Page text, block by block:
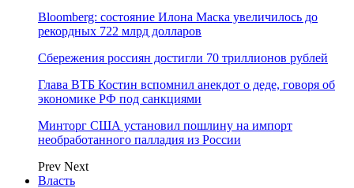
Bloomberg: состояние Илона Маска увеличилось до
рекордных 722 млрд долларов
Сбережения россиян достигли 70 триллионов рублей
Глава ВТБ Костин вспомнил анекдот о деде, говоря об
экономике РФ под санкциями
Минторг США установил пошлину на импорт
необработанного палладия из России
Prev Next
Власть